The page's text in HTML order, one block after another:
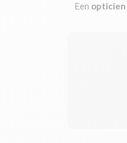
Een opticien